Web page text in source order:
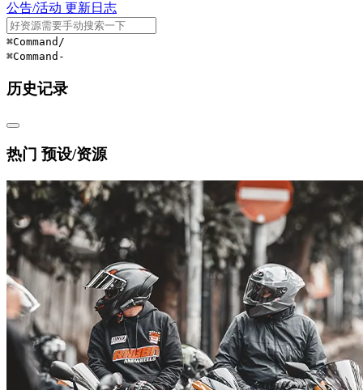
公告/活动 更新日志
⌘Command /
⌘Command -
历史记录
热门 预设/资源